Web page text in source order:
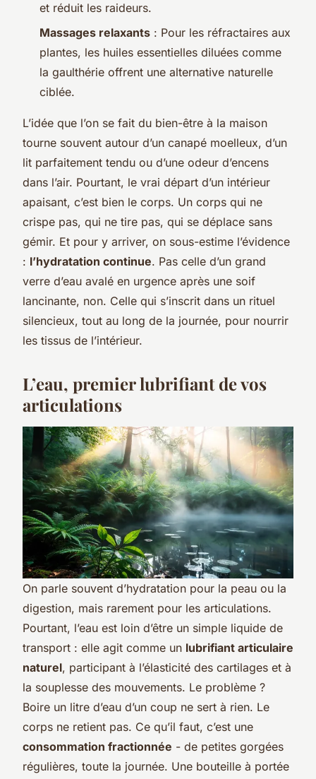
et réduit les raideurs.
Massages relaxants : Pour les réfractaires aux
plantes, les huiles essentielles diluées comme
la gaulthérie offrent une alternative naturelle
ciblée.
L’idée que l’on se fait du bien-être à la maison
tourne souvent autour d’un canapé moelleux, d’un
lit parfaitement tendu ou d’une odeur d’encens
dans l’air. Pourtant, le vrai départ d’un intérieur
apaisant, c’est bien le corps. Un corps qui ne
crispe pas, qui ne tire pas, qui se déplace sans
gémir. Et pour y arriver, on sous-estime l’évidence
: l’hydratation continue. Pas celle d’un grand
verre d’eau avalé en urgence après une soif
lancinante, non. Celle qui s’inscrit dans un rituel
silencieux, tout au long de la journée, pour nourrir
les tissus de l’intérieur.
L’eau, premier lubrifiant de vos
articulations
On parle souvent d’hydratation pour la peau ou la
digestion, mais rarement pour les articulations.
Pourtant, l’eau est loin d’être un simple liquide de
transport : elle agit comme un lubrifiant articulaire
naturel, participant à l’élasticité des cartilages et à
la souplesse des mouvements. Le problème ?
Boire un litre d’eau d’un coup ne sert à rien. Le
corps ne retient pas. Ce qu’il faut, c’est une
consommation fractionnée - de petites gorgées
régulières, toute la journée. Une bouteille à portée